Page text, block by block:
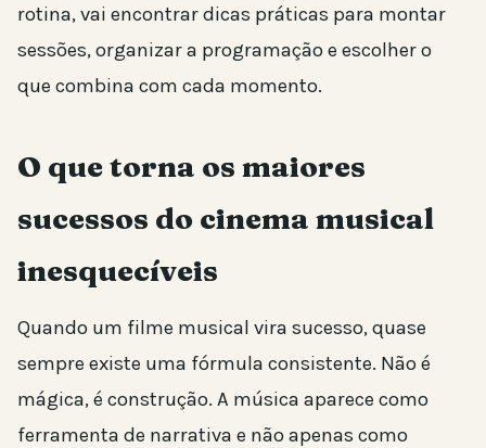
rotina, vai encontrar dicas práticas para montar
sessões, organizar a programação e escolher o
que combina com cada momento.
O que torna os maiores
sucessos do cinema musical
inesquecíveis
Quando um filme musical vira sucesso, quase
sempre existe uma fórmula consistente. Não é
mágica, é construção. A música aparece como
ferramenta de narrativa e não apenas como